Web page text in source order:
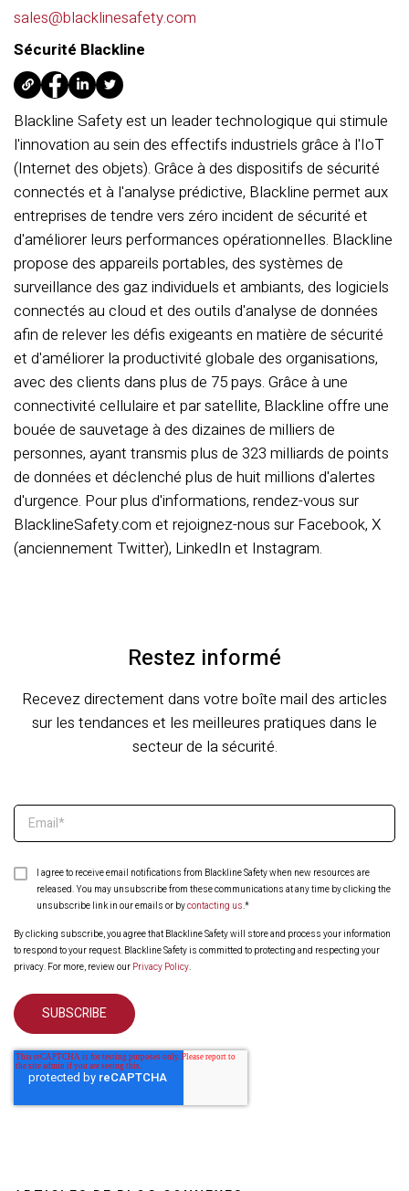
sales@blacklinesafety.com
Sécurité Blackline
Blackline Safety est un leader technologique qui stimule
l'innovation au sein des effectifs industriels grâce à l'IoT
(Internet des objets). Grâce à des dispositifs de sécurité
connectés et à l'analyse prédictive, Blackline permet aux
entreprises de tendre vers zéro incident de sécurité et
d'améliorer leurs performances opérationnelles. Blackline
propose des appareils portables, des systèmes de
surveillance des gaz individuels et ambiants, des logiciels
connectés au cloud et des outils d'analyse de données
afin de relever les défis exigeants en matière de sécurité
et d'améliorer la productivité globale des organisations,
avec des clients dans plus de 75 pays. Grâce à une
connectivité cellulaire et par satellite, Blackline offre une
bouée de sauvetage à des dizaines de milliers de
personnes, ayant transmis plus de 323 milliards de points
de données et déclenché plus de huit millions d'alertes
d'urgence. Pour plus d'informations, rendez-vous sur
BlacklineSafety.com et rejoignez-nous sur Facebook, X
(anciennement Twitter), LinkedIn et Instagram.
Restez informé
Recevez directement dans votre boîte mail des articles
sur les tendances et les meilleures pratiques dans le
secteur de la sécurité.
I agree to receive email notifications from Blackline Safety when new resources are
released. You may unsubscribe from these communications at any time by clicking the
unsubscribe link in our emails or bycontacting us.*
By clicking subscribe, you agree that Blackline Safety will store and process your information
to respond to your request. Blackline Safety is committed to protecting and respecting your
privacy. For more, review our Privacy Policy.